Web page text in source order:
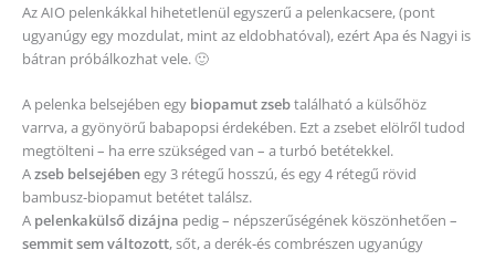
Az AIO pelenkákkal hihetetlenül egyszerű a pelenkacsere, (pont
ugyanúgy egy mozdulat, mint az eldobhatóval), ezért Apa és Nagyi is
bátran próbálkozhat vele. 🙂
A pelenka belsejében egy biopamut zsebtalálható a külsőhöz
varrva, a gyönyörű babapopsi érdekében. Ezt a zsebet elölről tudod
megtölteni – ha erre szükséged van – a turbó betétekkel.
Azseb belsejébenegy 3 rétegű hosszú, és egy 4 rétegű rövid
bambusz-biopamut betétet találsz.
A pelenkakülső dizájna pedig – népszerűségének köszönhetően –
semmit sem változott, sőt, a derék-és combrészen ugyanúgy